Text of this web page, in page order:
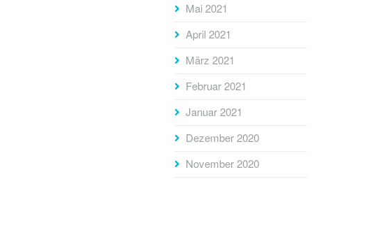
Mai 2021
April 2021
März 2021
Februar 2021
Januar 2021
Dezember 2020
November 2020